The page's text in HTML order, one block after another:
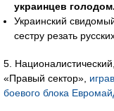
украинцев голодом.
Украинский
сестру резать
5.
«Правый сектор»,
боевого блока